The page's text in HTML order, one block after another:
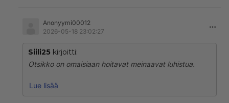
Anonyymi00012
2026-05-18 23:02:27
Siili25 kirjoitti:
Otsikko on omaisiaan hoitavat meinaavat luhistua.
Omaistaan hoitavien määrä tulee lisääntymään kun
Lue lisää